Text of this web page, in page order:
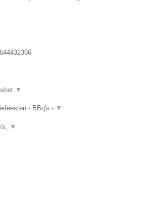
▼
- BBq's - ▼
▼